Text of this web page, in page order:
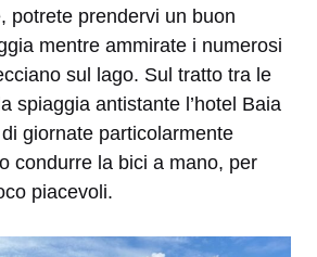
potrete prendervi un buon
mentre ammirate i numerosi
sul lago. Sul tratto tra le
spiaggia antistante l’hotel Baia
giornate particolarmente
condurre la bici a mano, per
piacevoli.